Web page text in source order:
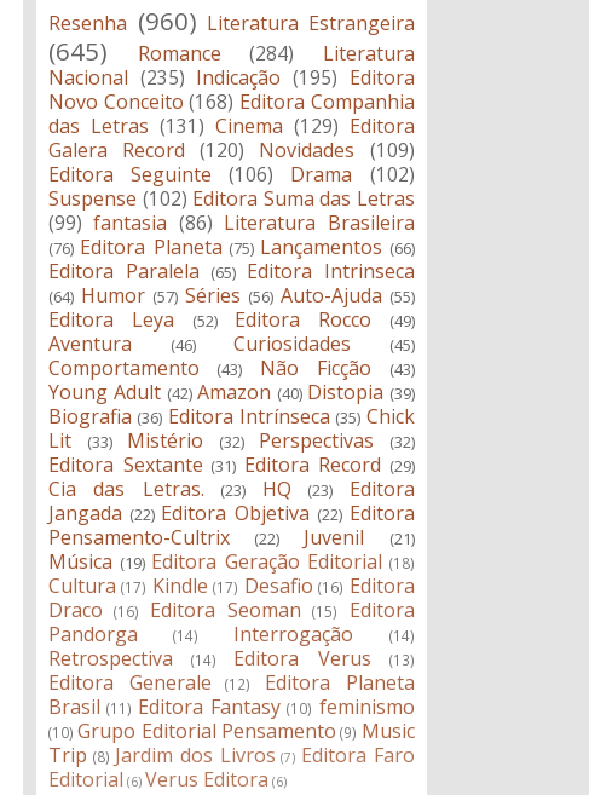
Resenha (960) Literatura Estrangeira
(645) Romance (284)
Literatura
Nacional (235) Indicação (195) Editora
Novo Conceito (168) Editora Companhia
das Letras (131) Cinema (129) Editora
Galera Record
(120) Novidades
(109)
Editora Seguinte
(106) Drama
(102)
Suspense (102) Editora Suma das Letras
(99) fantasia (86) Literatura Brasileira
(76) Editora Planeta (75) Lançamentos (66)
Editora Paralela (65) Editora Intrinseca
(64) Humor (57) Séries (56) Auto-Ajuda (55)
Editora Leya (52) Editora Rocco (49)
Aventura (46) Curiosidades (45)
Comportamento (43) Não Ficção (43)
Young Adult (42) Amazon (40) Distopia (39)
Biografia (36) Editora Intrínseca (35) Chick
Lit
(33) Mistério (32) Perspectivas (32)
Editora Sextante (31) Editora Record (29)
Cia das Letras. (23) HQ (23)
Editora
Jangada (22) Editora Objetiva (22) Editora
Pensamento-Cultrix
(22) Juvenil (21)
Música (19) Editora Geração Editorial (18)
Cultura (17) Kindle (17) Desafio (16) Editora
Draco
(16) Editora Seoman (15)
Editora
Pandorga
(14) Interrogação (14)
Retrospectiva (14) Editora Verus (13)
Editora Generale (12)
Editora Planeta
Brasil (11) Editora Fantasy (10) feminismo
(10) Grupo Editorial Pensamento (9) Music
Trip (8) Jardim dos Livros (7) Editora Faro
Editorial (6) Verus Editora (6)